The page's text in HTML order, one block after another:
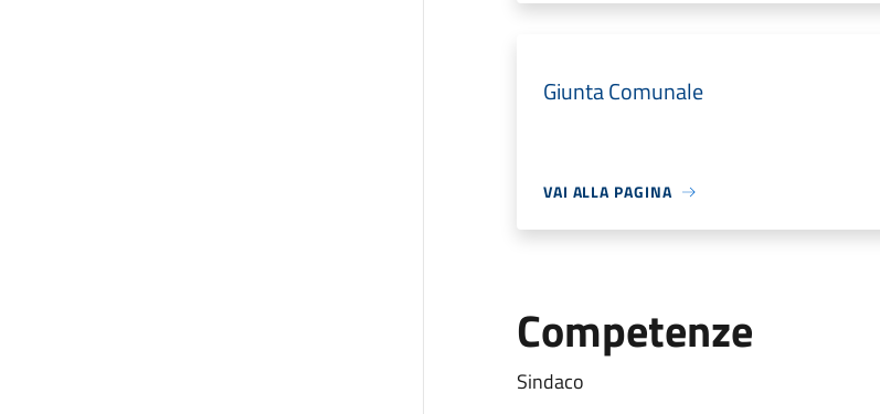
Giunta Comunale
VAI ALLA PAGINA
Competenze
Sindaco